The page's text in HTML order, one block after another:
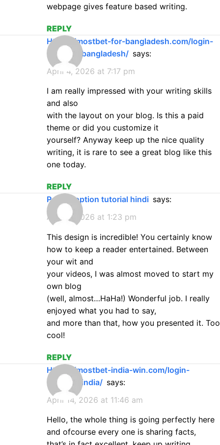
webpage gives feature based writing.
REPLY
https://mostbet-for-bangladesh.com/login-
mostbet-bangladesh/ says:
April 4, 2026 at 7:17 pm
I am really impressed with your writing skills
and also
with the layout on your blog. Is this a paid
theme or did you customize it
yourself? Anyway keep up the nice quality
writing, it is rare to see a great blog like this
one today.
REPLY
pocket option tutorial hindi says:
April 6, 2026 at 1:23 pm
This design is incredible! You certainly know
how to keep a reader entertained. Between
your wit and
your videos, I was almost moved to start my
own blog
(well, almost…HaHa!) Wonderful job. I really
enjoyed what you had to say,
and more than that, how you presented it. Too
cool!
REPLY
https://mostbet-india-win.com/login-
mostbet-india/ says:
April 14, 2026 at 11:46 am
Hello, the whole thing is going perfectly here
and ofcourse every one is sharing facts,